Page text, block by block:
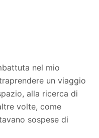
nel mio
un viaggio
alla ricerca di
volte, come
sospese di